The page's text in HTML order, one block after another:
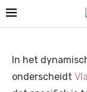
In het
onderscheidt